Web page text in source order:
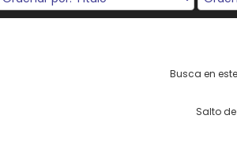
Busca en
Salto